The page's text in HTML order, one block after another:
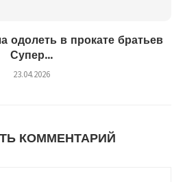
одолеть в прокате братьев
Супер...
23.04.2026
КОММЕНТАРИЙ